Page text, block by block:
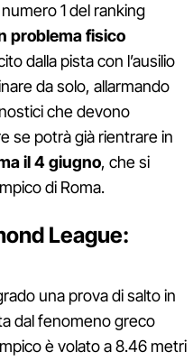
1 del ranking
problema fisico
dalla pista con l’ausilio
da solo, allarmando
che devono
se potrà già rientrare in
il 4 giugno, che si
di Roma.
League:
una prova di salto in
dal fenomeno greco
è volato a 8.46 metri